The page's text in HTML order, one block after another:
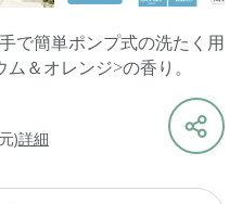
で簡単ポンプ式の洗たく用
＆オレンジ>の香り。
)詳細